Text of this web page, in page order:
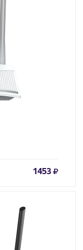
1453